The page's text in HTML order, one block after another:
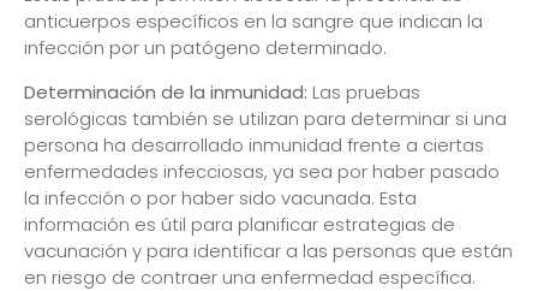
anticuerpos específicos en la sangre que indican la
infección por un patógeno determinado.
Determinación de la inmunidad: Las pruebas
serológicas también se utilizan para determinar si una
persona ha desarrollado inmunidad frente a ciertas
enfermedades infecciosas, ya sea por haber pasado
la infección o por haber sido vacunada. Esta
información es útil para planificar estrategias de
vacunación y para identificar a las personas que están
en riesgo de contraer una enfermedad específica.